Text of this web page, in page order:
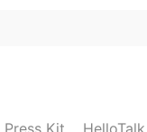
Press Kit